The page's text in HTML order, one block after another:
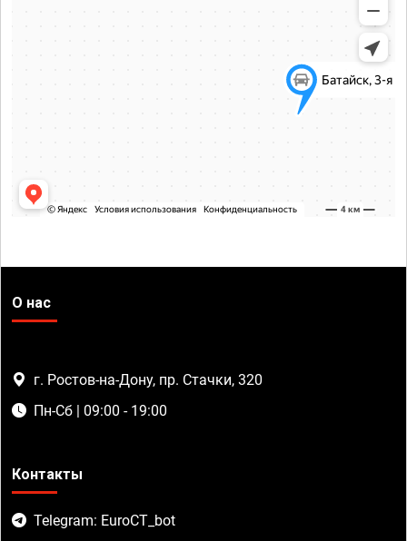
О нас
г. Ростов-на-Дону, пр. Стачки, 320
Пн-Сб | 09:00 - 19:00
Контакты
Telegram: EuroCT_bot